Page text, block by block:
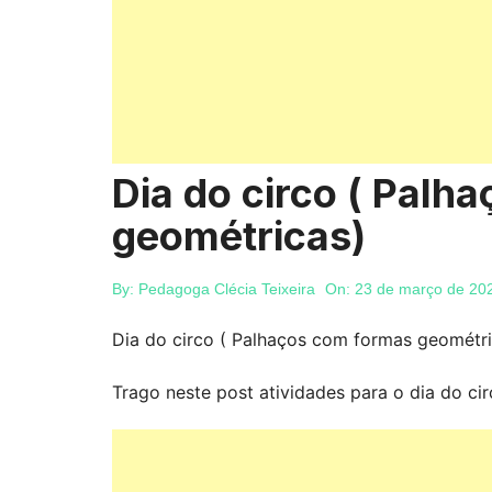
Dia do circo (
geométricas)
By: Pedagoga Clécia Teixeira On: 23 de março de
Dia do circo ( Palhaços com formas
Trago neste post atividades para o dia do